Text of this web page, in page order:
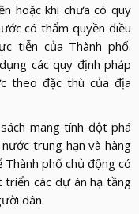
hoặc khi chưa có quy
có thẩm quyền điều
tiễn của Thành phố.
các quy định pháp
theo đặc thù của địa
mang tính đột phá
trung hạn và hàng
phố chủ động có
các dự án hạ tầng
dân.